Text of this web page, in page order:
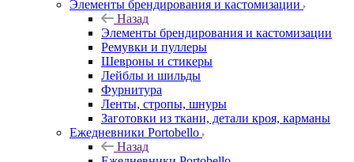
Элементы брендирования и кастомизации
Назад
Элементы брендирования и кастомизации
Ремувки и пуллеры
Шевроны и стикеры
Лейблы и шильды
Фурнитура
Ленты, стропы, шнуры
Заготовки из ткани, детали кроя, карманы
Ежедневники Portobello
Назад